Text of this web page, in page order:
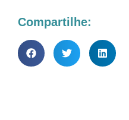
Compartilhe: